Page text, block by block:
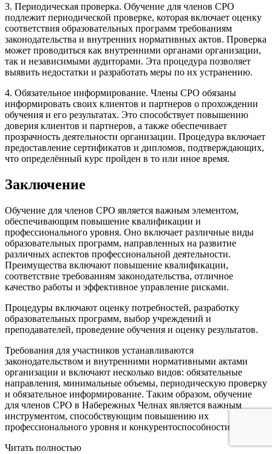
3. Периодическая проверка. Обучение для членов СРО
подлежит периодической проверке, которая включает оценку
соответствия образовательных программ требованиям
законодательства и внутренних нормативных актов. Проверка
может проводиться как внутренними органами организации,
так и независимыми аудиторами. Эта процедура позволяет
выявить недостатки и разработать меры по их устранению.
4. Обязательное информирование. Члены СРО обязаны
информировать своих клиентов и партнеров о прохождении
обучения и его результатах. Это способствует повышению
доверия клиентов и партнеров, а также обеспечивает
прозрачность деятельности организации. Процедура включает
предоставление сертификатов и дипломов, подтверждающих,
что определённый курс пройден в то или иное время.
Заключение
Обучение для членов СРО является важным элементом,
обеспечивающим повышение квалификации и
профессионального уровня. Оно включает различные виды
образовательных программ, направленных на развитие
различных аспектов профессиональной деятельности.
Преимущества включают повышение квалификации,
соответствие требованиям законодательства, отличное
качество работы и эффективное управление рисками.
Процедуры включают оценку потребностей, разработку
образовательных программ, выбор учреждений и
преподавателей, проведение обучения и оценку результатов.
Требования для участников устанавливаются
законодательством и внутренними нормативными актами
организации и включают несколько видов: обязательные
направления, минимальные объемы, периодическую проверку
и обязательное информирование. Таким образом, обучение
для членов СРО в Набережных Челнах является важным
инструментом, способствующим повышению их
профессионального уровня и конкурентоспособности.
Читать полностью